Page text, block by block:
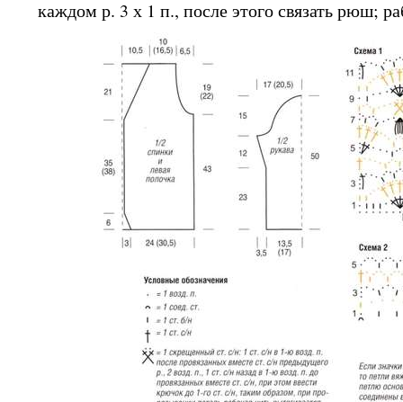
каждом р. 3 х 1 п., после этого связать рюш;